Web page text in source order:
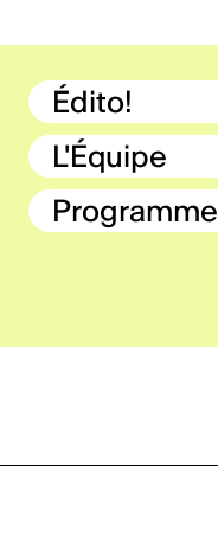
Édito!
L'Équipe
Programme